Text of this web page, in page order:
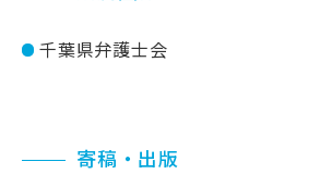
千葉県弁護士会
寄稿・出版